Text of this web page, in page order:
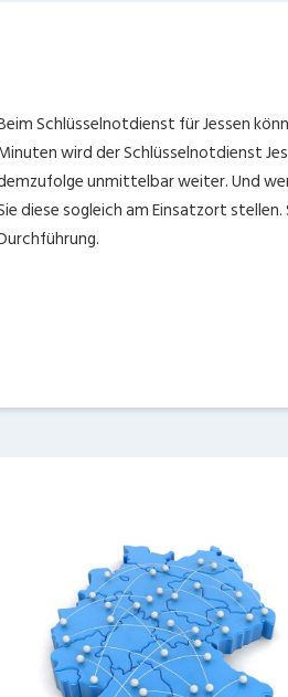
Schlüsselnotdienst für Jessen
wird der Schlüsselnotdienst
unmittelbar weiter. Und
diese sogleich am Einsatzort